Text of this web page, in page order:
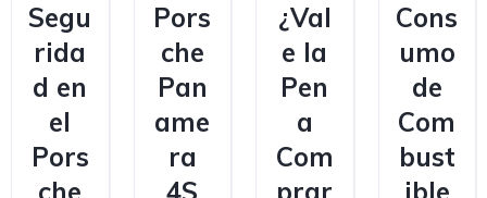
Segu
rida
d en
el
Pors
Pors
che
Pan
ame
ra
¿Val
e la
Pen
a
Com
Cons
umo
de
Com
bust